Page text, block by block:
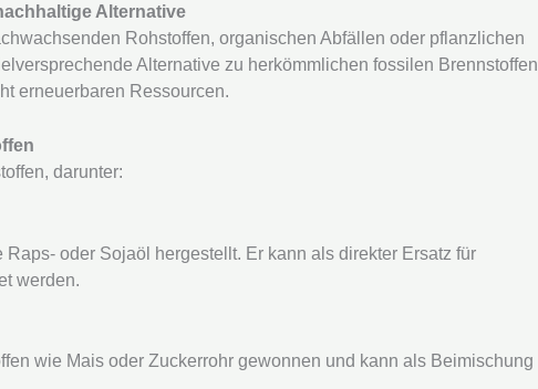
Alternative
Rohstoffen, organischen Abfällen oder pflanzlichen
Alternative zu herkömmlichen fossilen Brennstoffen
erneuerbaren Ressourcen.
darunter:
oder Sojaöl hergestellt. Er kann als direkter Ersatz für
werden.
wie Mais oder Zuckerrohr gewonnen und kann als Beimischung